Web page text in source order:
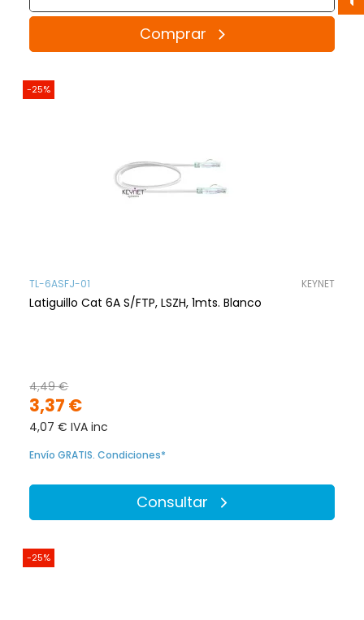
Comprar
-25%
TL-6ASFJ-01 KEYNET
Latiguillo Cat 6A S/FTP, LSZH, 1mts. Blanco
3,37 €
4,49 €
4,07 € IVA inc
Envío GRATIS. Condiciones*
Consultar
-25%